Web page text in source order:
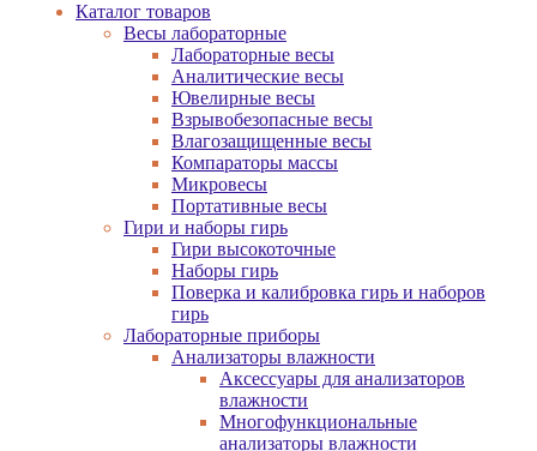
Каталог товаров
Весы лабораторные
Лабораторные весы
Аналитические весы
Ювелирные весы
Взрывобезопасные весы
Влагозащищенные весы
Компараторы массы
Микровесы
Портативные весы
Гири и наборы гирь
Гири высокоточные
Наборы гирь
Поверка и калибровка гирь и наборов
гирь
Лабораторные приборы
Анализаторы влажности
Аксессуары для анализаторов
влажности
Многофункциональные
анализаторы влажности